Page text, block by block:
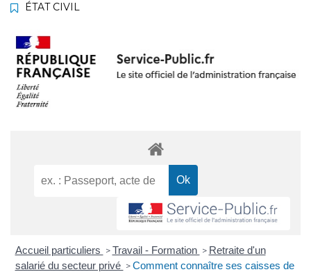
ÉTAT CIVIL
Accueil particuliers > Travail - Formation > Retraite d'un
salarié du secteur privé > Comment connaître ses caisses de